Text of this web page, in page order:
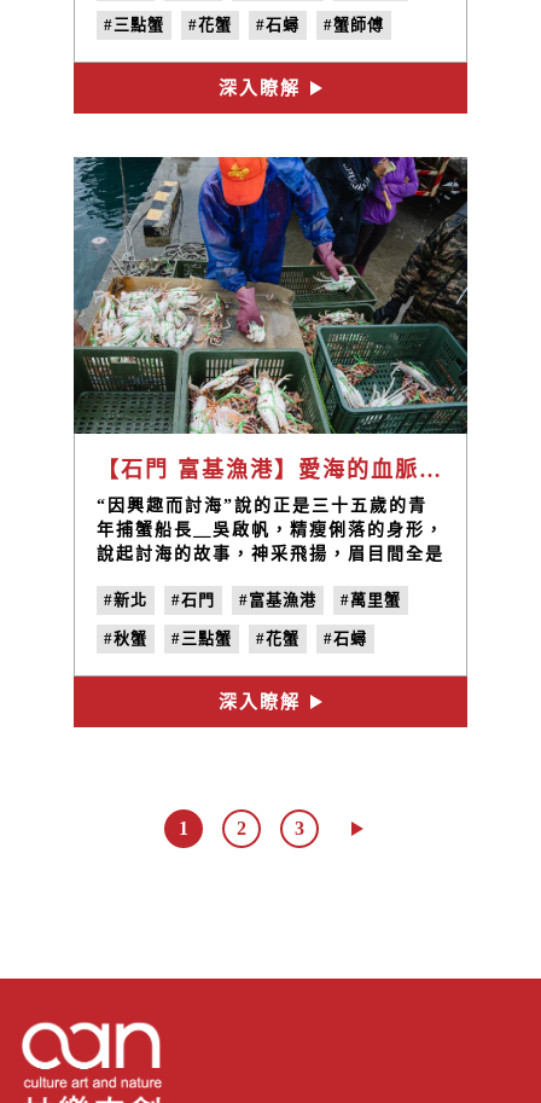
海捕魚的那種急迫與緊繃，對於出海前的
準備工作，他揚著眉說：「要準備什
麼？」出生野柳，自小就與海相伴，與長
輩出海捕魚，討海二字他不陌生，但能讓
他如此放鬆、自信的背後，是捕蟹迄今五
潮汐變化，實務的累積加上不斷精進自
己，發展出一套自己的捕蟹技巧，應便於
各大漁場。
#三點蟹 #花蟹 #石蟳 #蟹師傅
#林清山 #秋蟹 #新裕發 #船長
#鮮味之秋 #主題專欄
深入瞭解
【石門 富基漁港】愛海的血脈傳承，浪漫的掌舵人 / 吳啟帆
​“因興趣而討海”說的正是三十五歲的青
年捕蟹船長＿吳啟帆，精瘦俐落的身形，
說起討海的故事，神采飛揚，眉目間全是
「從素人成功轉做捕蟹船長」的父親吳兩
成，年輕時是海釣迷，有空就往海邊跑，
愛上了大海，更下定決心拿出積蓄買了條
漁船，自己當起了船長。
#新北 #石門 #富基漁港 #萬里蟹
#秋蟹 #三點蟹 #花蟹 #石蟳
#返鄉青年 #船長 #日日欣 #吳啟帆
#永續補蟹 #抓大放小
深入瞭解
1 2 3